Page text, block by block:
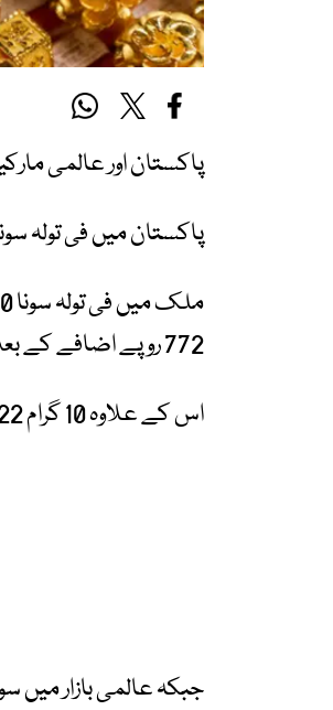
پاکستان اور عالمی
پاکستان میں فی تولہ سونے کی قیمت
772 روپے اضافے کے بعد 409,089 روپے کا ہو گیاہے۔
اس کے علاوہ 10 گرام 22 قیراط سونے کی قیمت 375,011 روپے ہوگئی۔
جبکہ عالمی بازار میں سونا 09 ڈالر اضافے کے بعد 4548 ڈالر فی اونس کا